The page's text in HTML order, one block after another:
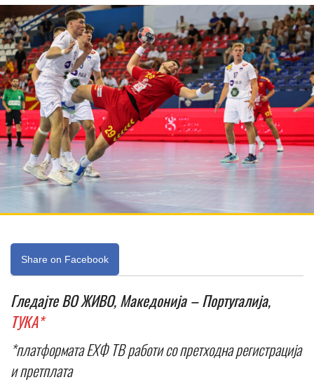
Share on Facebook
Гледајте ВО ЖИВО, Македонија – Португалија,
ТУКА*
*платформата ЕХФ ТВ работи со претходна регистрација
и претплата